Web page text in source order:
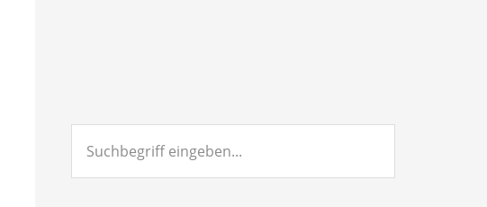
eingeben...